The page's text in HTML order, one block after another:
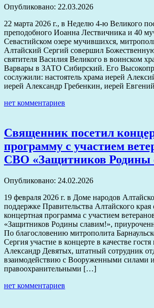
Опубликовано: 22.03.2026
22 марта 2026 г., в Неделю 4-ю Великого
преподобного Иоанна Лествичника и 40
Севастийском озере мучившихся,
Алтайский Сергий совершил
святителя Василия Великого в воинском
Варвары в ЗАТО Сибирский. Его
сослужили: настоятель храма иерей
иерей Александр Гребенкин, иерей
нет комментариев
Священник посетил
программу с участием
СВО «Защитников Родины
Опубликовано: 24.02.2026
19 февраля 2026 г. в Доме народов
поддержке Правительства Алтайского края
концертная программа с участием
«Защитников Родины славим!»,
По благословению митрополита
Сергия участие в концерте в качестве
Александр Девятых, штатный сотрудник
взаимодействию с Вооруженными силами и
правоохранительными […]
нет комментариев